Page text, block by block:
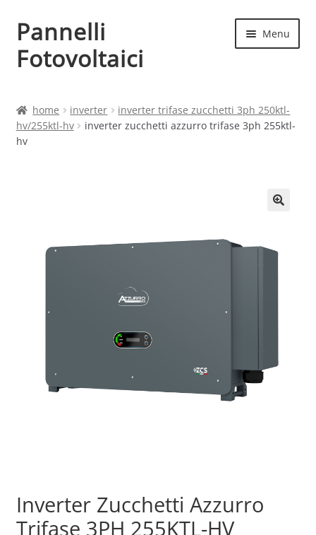
Vai
alla
navigazione
Vai
al
contenuto
Pannelli
Fotovoltaici
Menu
Cart
Produttori
home inverter
inverter trifase zucchetti 3ph 250ktl-
hv/255ktl-hv
inverter zucchetti azzurro trifase 3ph 255ktl-
hv
Inverter Zucchetti Azzurro
Trifase 3PH 255KTL-HV